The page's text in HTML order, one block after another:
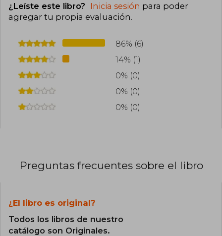
¿Leíste este libro? Inicia sesión para poder
agregar tu propia evaluación.
86% (6)
14% (1)
0% (0)
0% (0)
0% (0)
Preguntas frecuentes sobre el libro
¿El libro es original?
Todos los libros de nuestro
catálogo son Originales.